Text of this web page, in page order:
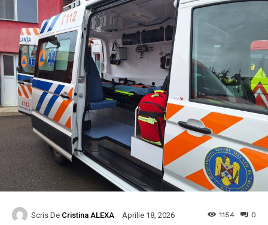
Scris De Cristina ALEXA Aprilie 18, 2026 0
1154